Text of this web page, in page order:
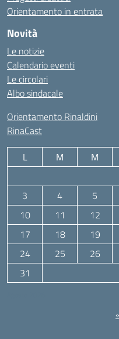
Orientamento in entrata
Novità
Le notizie
Calendario eventi
Le circolari
Albo sindacale
Orientamento Rinaldini
RinaCast
L M M
3
4 5
10
11 12
17
18 19
24
25 26
31